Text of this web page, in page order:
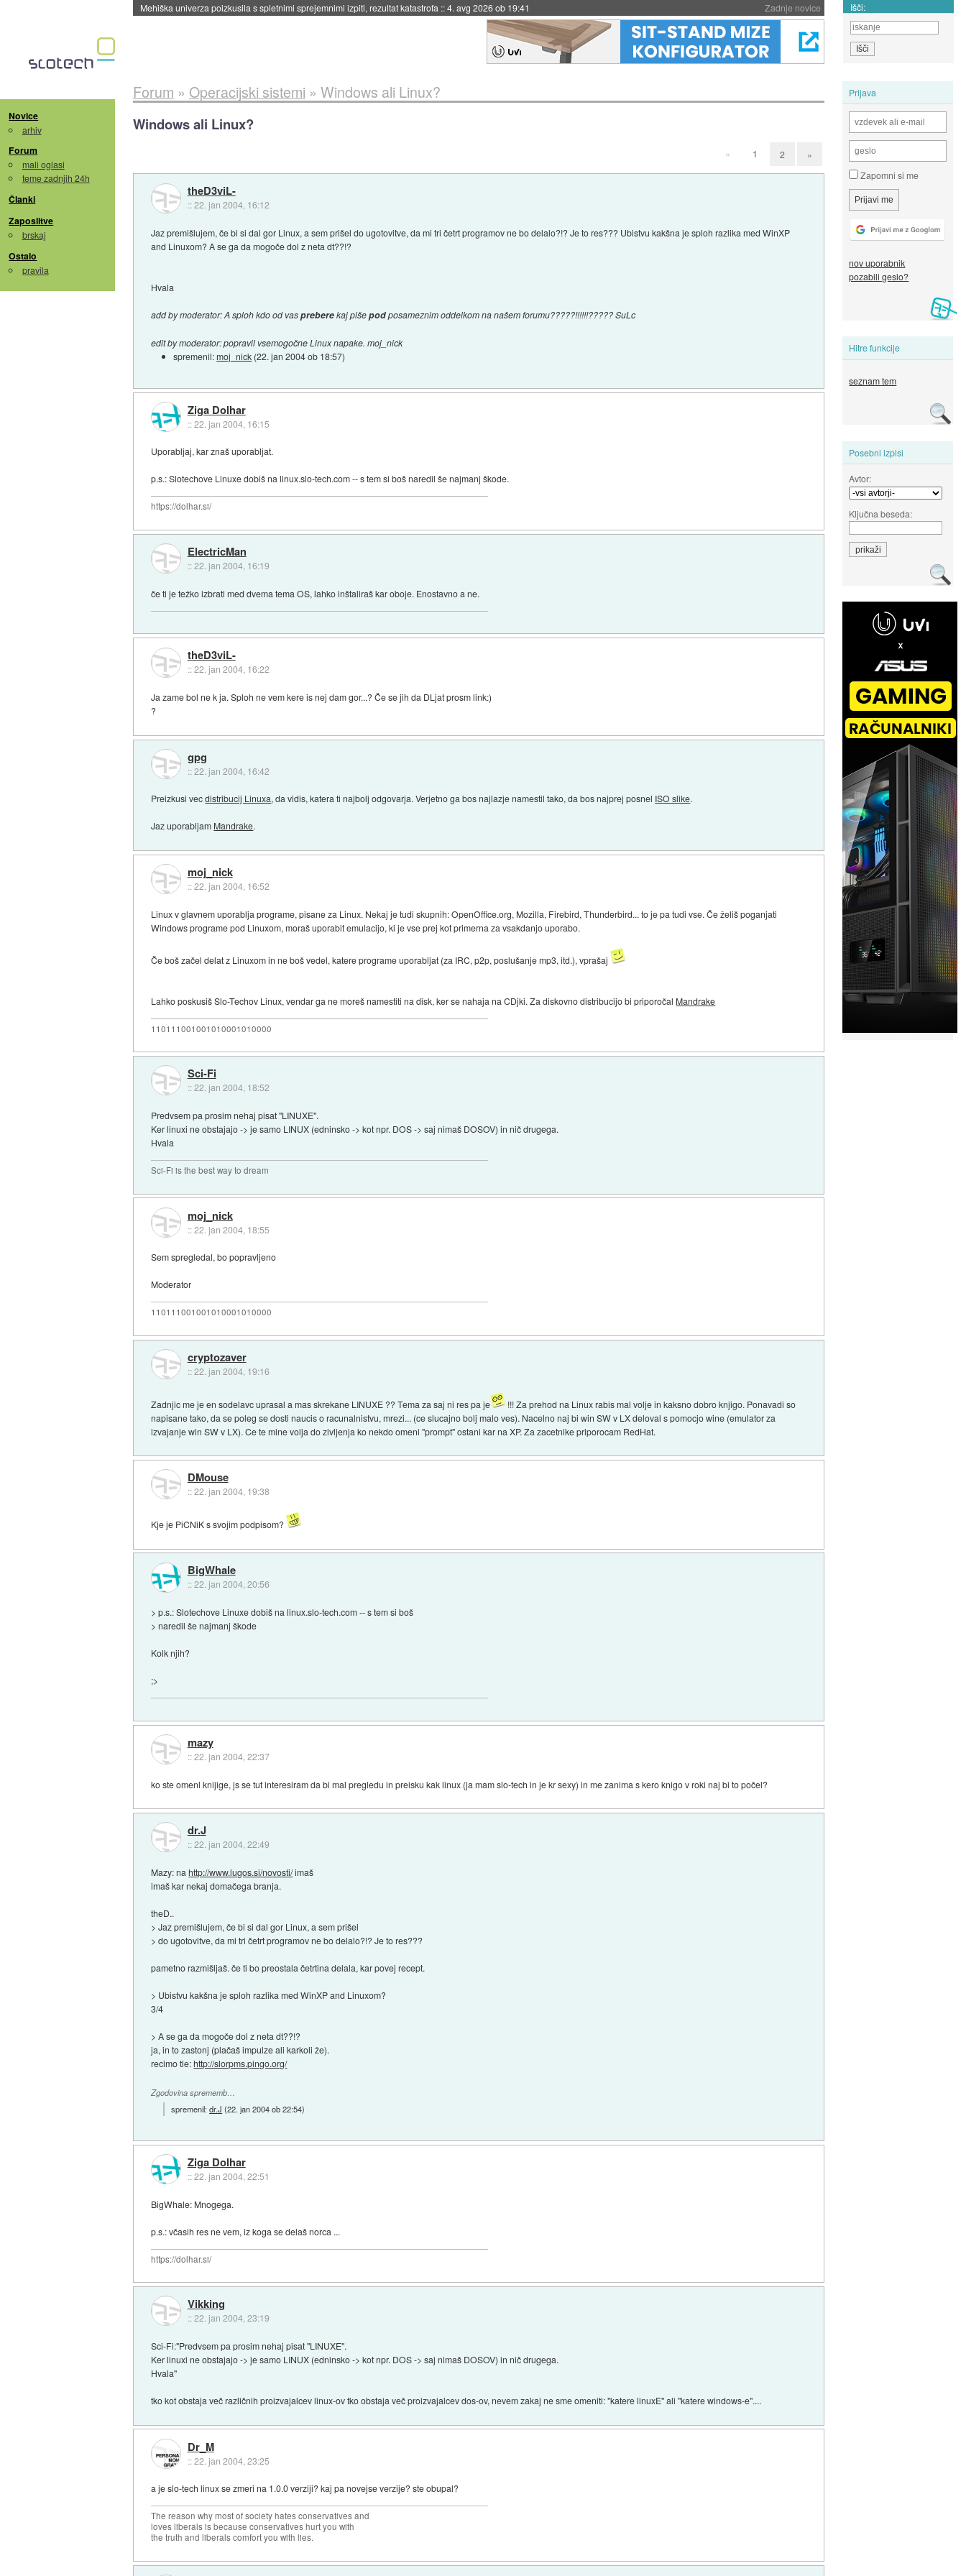
Zadnje novice
Mehiška univerza poizkusila s spletnimi sprejemnimi izpiti, rezultat katastrofa ::4. avg 2026 ob 19:41 Išči:
Novice
arhiv
Forum
mali oglasi
teme zadnjih 24h
Članki
Zaposlitve
brskaj
Ostalo
pravila
Prijava
Zapomni si me
nov uporabnik
pozabili geslo?
Hitre funkcije
seznam tem
Posebni izpisi
Avtor:
Ključna beseda:
Forum » Operacijski sistemi » Windows ali Linux?
Windows ali Linux?
« 1 2 »
theD3viL-
::22. jan 2004, 16:12
Jaz premišlujem, če bi si dal gor Linux, a sem prišel do ugotovitve, da mi tri četrt programov ne bo delalo?!? Je to res??? Ubistvu kakšna je sploh razlika med WinXP
and Linuxom? A se ga da mogoče dol z neta dt??!?
Hvala
add by moderator: A sploh kdo od vaspreberekaj pišepodposameznim oddelkom na našem forumu?????!!!!!!????? SuLc
edit by moderator: popravil vsemogočne Linux napake. moj_nick
spremenil:moj_nick (22. jan 2004 ob 18:57)
Ziga Dolhar
::22. jan 2004, 16:15
Uporabljaj, kar znaš uporabljat.
p.s.: Slotechove Linuxe dobiš na linux.slo-tech.com -- s tem si boš naredil še najmanj škode.
https://dolhar.si/
ElectricMan
::22. jan 2004, 16:19
če ti je težko izbrati med dvema tema OS, lahko inštaliraš kar oboje. Enostavno a ne.
theD3viL-
::22. jan 2004, 16:22
Ja zame bol ne k ja. Sploh ne vem kere is nej dam gor...? Če se jih da DLjat prosm link:)
?
gpg
::22. jan 2004, 16:42
Preizkusi vecdistribucij Linuxa, da vidis, katera ti najbolj odgovarja. Verjetno ga bos najlazje namestil tako, da bos najprej posnel ISO slike.
Jaz uporabljam Mandrake.
moj_nick
::22. jan 2004, 16:52
Linux v glavnem uporablja programe, pisane za Linux. Nekaj je tudi skupnih: OpenOffice.org, Mozilla, Firebird, Thunderbird... to je pa tudi vse. Če želiš poganjati
Windows programe pod Linuxom, moraš uporabit emulacijo, ki je vse prej kot primerna za vsakdanjo uporabo.
Če boš začel delat z Linuxom in ne boš vedel, katere programe uporabljat (za IRC, p2p, poslušanje mp3, itd.), vprašaj
Lahko poskusiš Slo-Techov Linux, vendar ga ne moreš namestiti na disk, ker se nahaja na CDjki. Za diskovno distribucijo bi priporočal Mandrake
110111001001010001010000
Sci-Fi
::22. jan 2004, 18:52
Predvsem pa prosim nehaj pisat "LINUXE".
Ker linuxi ne obstajajo -> je samo LINUX (edninsko -> kot npr. DOS -> saj nimaš DOSOV) in nič drugega.
Hvala
Sci-Fi is the best way to dream
moj_nick
::22. jan 2004, 18:55
Sem spregledal, bo popravljeno
Moderator
110111001001010001010000
cryptozaver
::22. jan 2004, 19:16
Zadnjic me je en sodelavc uprasal a mas skrekane LINUXE ?? Tema za saj ni res pa je
!!! Za prehod na Linux rabis mal volje in kaksno dobro knjigo. Ponavadi so
napisane tako, da se poleg se dosti naucis o racunalnistvu, mrezi... (ce slucajno bolj malo ves). Nacelno naj bi win SW v LX deloval s pomocjo wine (emulator za
izvajanje win SW v LX). Ce te mine volja do zivljenja ko nekdo omeni "prompt" ostani kar na XP. Za zacetnike priporocam RedHat.
DMouse
::22. jan 2004, 19:38
Kje je PiCNiK s svojim podpisom?
BigWhale
::22. jan 2004, 20:56
> p.s.: Slotechove Linuxe dobiš na linux.slo-tech.com -- s tem si boš
> naredil še najmanj škode
Kolk njih?
;>
mazy
::22. jan 2004, 22:37
ko ste omenl knijige, js se tut interesiram da bi mal pregledu in preisku kak linux (ja mam slo-tech in je kr sexy) in me zanima s kero knigo v roki naj bi to počel?
dr.J
::22. jan 2004, 22:49
Mazy: nahttp://www.lugos.si/novosti/imaš
imaš kar nekaj domačega branja.
theD..
> Jaz premišlujem, če bi si dal gor Linux, a sem prišel
> do ugotovitve, da mi tri četrt programov ne bo delalo?!? Je to res???
pametno razmišljaš. če ti bo preostala četrtina delala, kar povej recept.
> Ubistvu kakšna je sploh razlika med WinXP and Linuxom?
3/4
> A se ga da mogoče dol z neta dt??!?
ja, in to zastonj (plačaš impulze ali karkoli že).
recimo tle:http://slorpms.pingo.org/
Zgodovina sprememb…
spremenil:dr.J (22. jan 2004 ob 22:54)
Ziga Dolhar
::22. jan 2004, 22:51
BigWhale: Mnogega.
p.s.: včasih res ne vem, iz koga se delaš norca ...
https://dolhar.si/
Vikking
::22. jan 2004, 23:19
Sci-Fi:"Predvsem pa prosim nehaj pisat "LINUXE".
Ker linuxi ne obstajajo -> je samo LINUX (edninsko -> kot npr. DOS -> saj nimaš DOSOV) in nič drugega.
Hvala"
tko kot obstaja več različnih proizvajalcev linux-ov tko obstaja več proizvajalcev dos-ov, nevem zakaj ne sme omeniti: "katere linuxE" ali "katere windows-e"....
Dr_M
::22. jan 2004, 23:25
a je slo-tech linux se zmeri na 1.0.0 verziji? kaj pa novejse verzije? ste obupal?
The reason why most of society hates conservatives and
loves liberals is because conservatives hurt you with
the truth and liberals comfort you with lies.